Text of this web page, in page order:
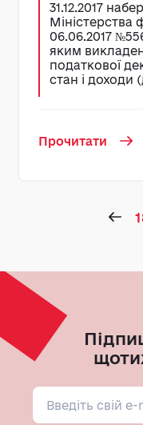
31.12.2017
Міністерства
06.06.2017
яким
податкової
стан і доходи
Прочитати